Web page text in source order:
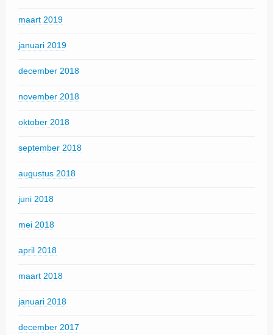
maart 2019
januari 2019
december 2018
november 2018
oktober 2018
september 2018
augustus 2018
juni 2018
mei 2018
april 2018
maart 2018
januari 2018
december 2017